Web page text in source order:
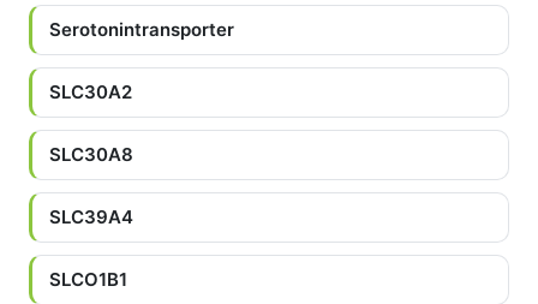
Serotonintransporter
SLC30A2
SLC30A8
SLC39A4
SLCO1B1